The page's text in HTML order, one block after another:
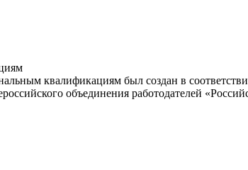
квалификациям был создан в
объединения работодателей